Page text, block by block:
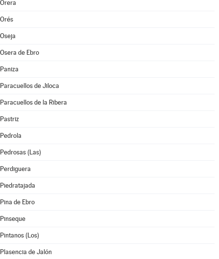
Orera
Orés
Oseja
Osera de Ebro
Paniza
Paracuellos de Jiloca
Paracuellos de la Ribera
Pastriz
Pedrola
Pedrosas (Las)
Perdiguera
Piedratajada
Pina de Ebro
Pinseque
Pintanos (Los)
Plasencia de Jalón